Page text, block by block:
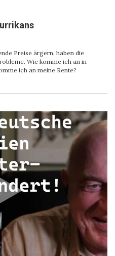
Preise ärgern, haben die
Wie komme ich an in
ich an meine Rente?